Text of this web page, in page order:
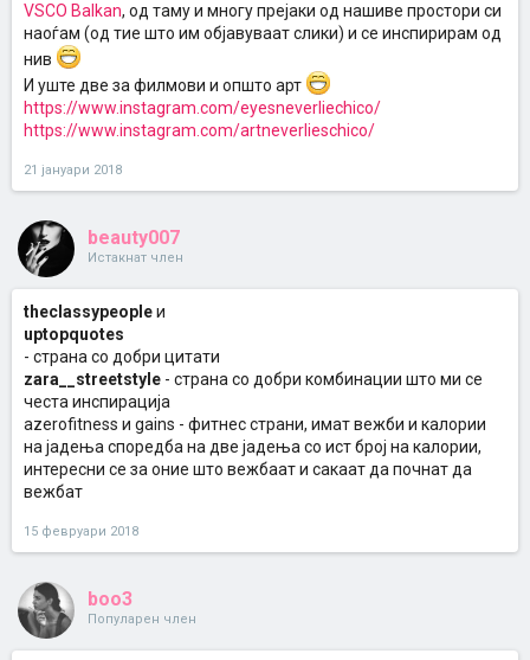
VSCO Balkan, од таму и многу прејаки од нашиве простори си
наоѓам (од тие што им објавуваат слики) и се инспирирам од
нив
И уште две за филмови и општо арт
https://www.instagram.com/eyesneverliechico/
https://www.instagram.com/artneverlieschico/
21 јануари 2018
beauty007
Истакнат член
theclassypeopleи
uptopquotes
- страна со добри цитати
zara__streetstyle - страна со добри комбинации што ми се
честа инспирација
azerofitness и gains - фитнес страни, имат вежби и калории
на јадења споредба на две јадења со ист број на калории,
интересни се за оние што вежбаат и сакаат да почнат да
вежбат
15 февруари 2018
boo3
Популарен член